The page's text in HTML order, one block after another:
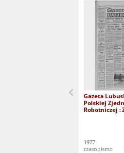
Gazeta
Polskiej
Robotniczej :
1977
czasopismo